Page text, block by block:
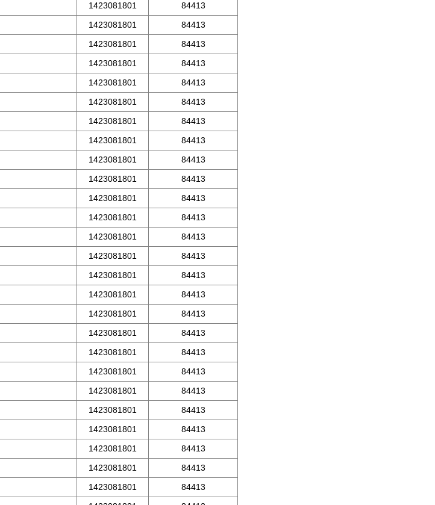
1423081801
84413
1423081801
84413
1423081801
84413
1423081801
84413
1423081801
84413
1423081801
84413
1423081801
84413
1423081801
84413
1423081801
84413
1423081801
84413
1423081801
84413
1423081801
84413
1423081801
84413
1423081801
84413
1423081801
84413
1423081801
84413
1423081801
84413
1423081801
84413
1423081801
84413
1423081801
84413
1423081801
84413
1423081801
84413
1423081801
84413
1423081801
84413
1423081801
84413
1423081801
84413